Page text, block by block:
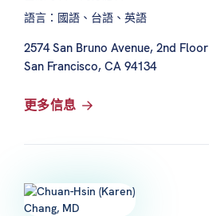
語言：國語、台語、英語
2574 San Bruno Avenue, 2nd Floor
San Francisco, CA 94134
更多信息